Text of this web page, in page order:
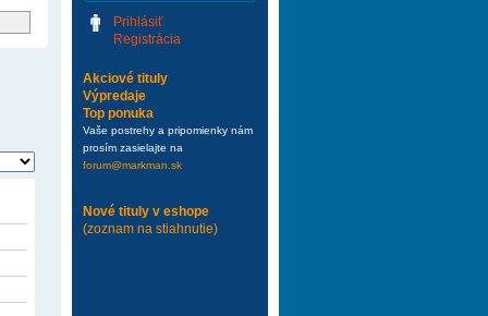
Prihlásiť
Registrácia
Akciové tituly
Výpredaje
Top ponuka
Vaše postrehy a pripomienky nám
prosím zasielajte na
forum@markman.sk
Nové tituly v eshope
(zoznam na stiahnutie)